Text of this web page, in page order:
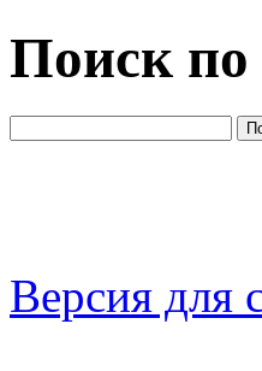
Поиск по
Версия для